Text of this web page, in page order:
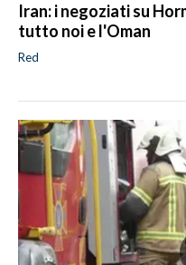
Iran: i negoziati su
tutto noi e l'Oman
Red